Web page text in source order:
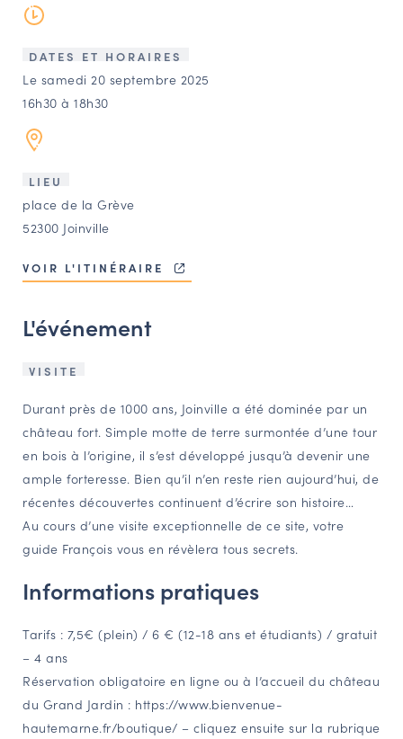
Agenda
Annuaire
Ressources
BOURSE D’ÉCHANGE
CARTES DES NAUDIN
Espace acteurs
NAVIGATION FILTRÉE « ACTEURS »
PORTAIL CULTURE
Comité d'Histoire Régionale
Service Inventaire et Patrimoines de la Région Grand Est
Amateurs d’histoire et de patrimoine
Responsables de structures
Étudiants & chercheurs
DATES ET HORAIRES
Le samedi 20 septembre 2025
16h30 à 18h30
LIEU
place de la Grève
52300 Joinville
VOIR L'ITINÉRAIRE
L'événement
VISITE
Durant près de 1000 ans, Joinville a été dominée par un
château fort. Simple motte de terre surmontée d’une tour
en bois à l’origine, il s’est développé jusqu’à devenir une
ample forteresse. Bien qu’il n’en reste rien aujourd’hui, de
récentes découvertes continuent d’écrire son histoire…
Au cours d’une visite exceptionnelle de ce site, votre
guide François vous en révèlera tous secrets.
Informations pratiques
Tarifs : 7,5€ (plein) / 6 € (12-18 ans et étudiants) / gratuit
– 4 ans
Réservation obligatoire en ligne ou à l’accueil du château
du Grand Jardin : https://www.bienvenue-
hautemarne.fr/boutique/ – cliquez ensuite sur la rubrique